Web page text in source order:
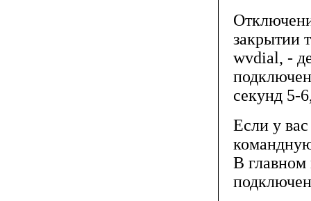
закрытии
wvdial, -
секунд 5-
Если у
В главном